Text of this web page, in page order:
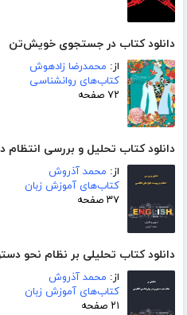
دانلود کتاب در جستجوی خویش‌تن
از: محمدرضا زادهوش
کتاب‌های روانشناسی
۷۲ صفحه
دانلود کتاب تحلیل و بررسی
از: محمد آذروش
کتاب‌های آموزش زبان
۳۷ صفحه
دانلود کتاب تحلیلی بر نظام نحو
از: محمد آذروش
کتاب‌های آموزش زبان
۲۱ صفحه